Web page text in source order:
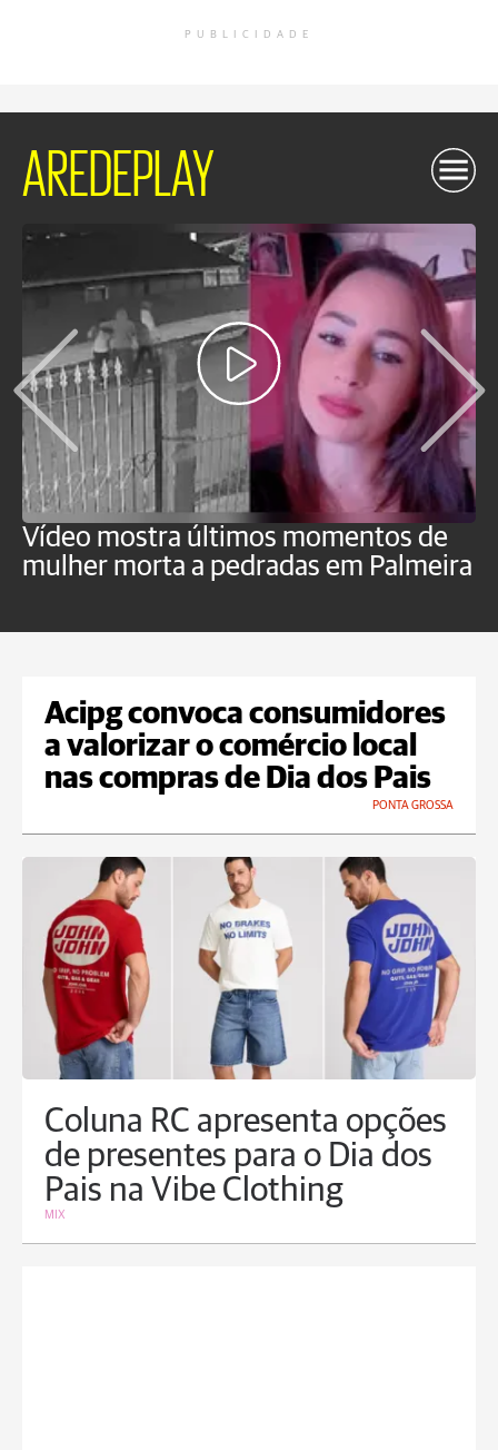
PUBLICIDADE
AREDEPLAY
Vídeo mostra últimos momentos de
mulher morta a pedradas em Palmeira
Acipg convoca consumidores
a valorizar o comércio local
nas compras de Dia dos Pais
PONTA GROSSA
Coluna RC apresenta opções
de presentes para o Dia dos
Pais na Vibe Clothing
MIX